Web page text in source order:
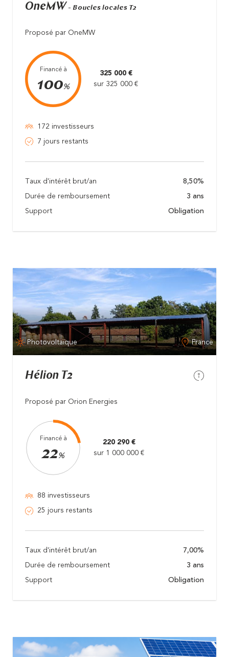
OneMW - Boucles locales T2
Proposé par OneMW
Financé à
100%
325 000 €
sur 325 000 €
172 investisseurs
7 jours restants
Taux d'intérêt brut/an 8,50%
Durée de remboursement 3 ans
Support Obligation
Photovoltaïque France
Hélion T2
Proposé par Orion Energies
Financé à
22%
220 290 €
sur 1 000 000 €
88 investisseurs
25 jours restants
Taux d'intérêt brut/an 7,00%
Durée de remboursement 3 ans
Support Obligation